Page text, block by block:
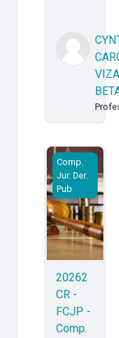
20262CR -
Comp.
Jur. Der.
Pub
20262
CR -
FCJP -
Comp.